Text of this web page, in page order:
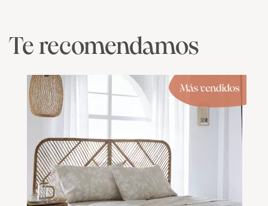
Te recomendamos